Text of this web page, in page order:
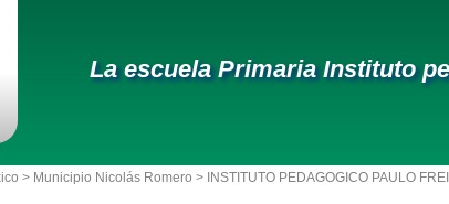
La escuela Primaria Instituto
> Municipio Nicolás Romero > INSTITUTO PEDAGOGICO PAULO